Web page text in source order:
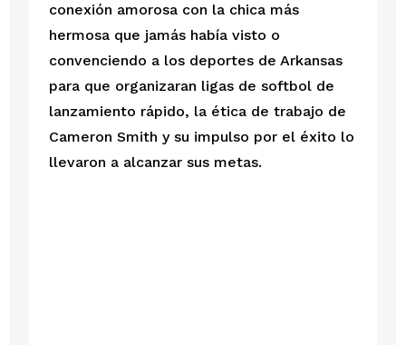
conexión amorosa con la chica más
hermosa que jamás había visto o
convenciendo a los deportes de Arkansas
para que organizaran ligas de softbol de
lanzamiento rápido, la ética de trabajo de
Cameron Smith y su impulso por el éxito lo
llevaron a alcanzar sus metas.